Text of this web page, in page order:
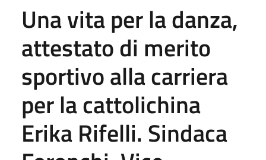
Una vita per la danza,
attestato di merito
sportivo alla carriera
per la cattolichina
Erika Rifelli. Sindaca